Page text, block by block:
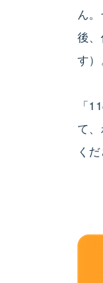
ん
後
す
「
て
くだ